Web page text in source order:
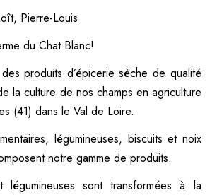
Pierre-Louis
du Chat Blanc!
produits d’épicerie sèche de qualité
la culture de nos champs en agriculture
(41) dans le Val de Loire.
légumineuses, biscuits et noix
notre gamme de produits.
sont transformées à la